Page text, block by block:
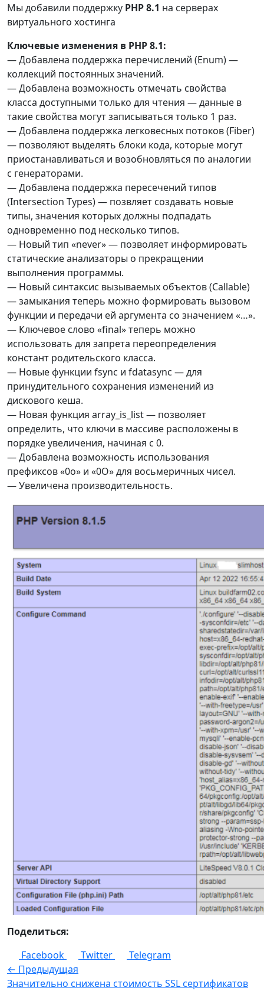
Мы добавили поддержку PHP 8.1 на серверах
виртуального хостинга
Ключевые изменения в PHP 8.1:
— Добавлена поддержка перечислений (Enum) —
коллекций постоянных значений.
— Добавлена возможность отмечать свойства
класса доступными только для чтения — данные в
такие свойства могут записываться только 1 раз.
— Добавлена поддержка легковесных потоков (Fiber)
— позволяют выделять блоки кода, которые могут
приостанавливаться и возобновляться по аналогии
с генераторами.
— Добавлена поддержка пересечений типов
(Intersection Types) — позвляет создавать новые
типы, значения которых должны подпадать
одновременно под несколько типов.
— Новый тип «never» — позволяет информировать
статические анализаторы о прекращении
выполнения программы.
— Новый синтаксис вызываемых объектов (Callable)
— замыкания теперь можно формировать вызовом
функции и передачи ей аргумента со значением «…».
— Ключевое слово «final» теперь можно
использовать для запрета переопределения
констант родительского класса.
— Новые функции fsync и fdatasync — для
принудительного сохранения изменений из
дискового кеша.
— Новая функция array_is_list — позволяет
определить, что ключи в массиве расположены в
порядке увеличения, начиная с 0.
— Добавлена возможность использования
префиксов «0o» и «0O» для восьмеричных чисел.
— Увеличена производительность.
Поделиться:
Facebook
Twitter
Telegram
← Предыдущая
Значительно снижена стоимость SSL сертификатов